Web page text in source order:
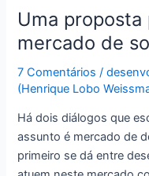
Uma
mercado de
7 Comentários /
(Henrique Lobo
Há dois diálogos que
assunto é mercado de
primeiro se dá entre